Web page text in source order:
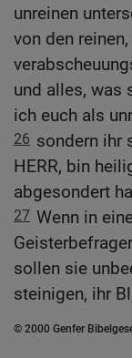
unreinen
von den
und alles, was
ich euch als
26 sondern ihr
HERR, bin
abgesondert
27 Wenn in
sollen sie
steinigen, ihr
© 2000 Genfer